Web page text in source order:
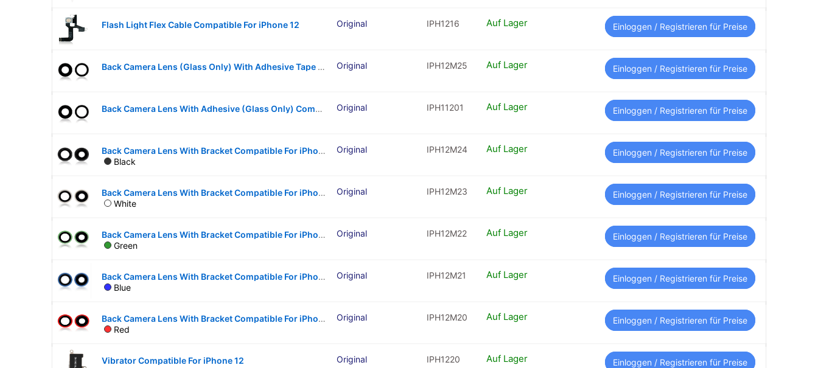
Flash Light Flex Cable Compatible For iPhone 12 Original IPH1216 Auf Lager Einloggen / Registrieren für Preise
Back Camera Lens (Glass Only) With Adhesive Tape Compatible For iPhone 11 / iPhone 12 / iPhone 12 Mini (Real Sapphire / Premium Quality) Original IPH12M25 Auf Lager Einloggen / Registrieren für Preise
Back Camera Lens With Adhesive (Glass Only) Compatible For iPhone 11 / iPhone 12 / iPhone 12 Mini Original IPH11201 Auf Lager Einloggen / Registrieren für Preise
Back Camera Lens With Bracket Compatible For iPhone 12 / 12 Mini (Black) (Real Sapphire / Premium Quality)
Black
Original IPH12M24 Auf Lager Einloggen / Registrieren für Preise
Back Camera Lens With Bracket Compatible For iPhone 12 / 12 Mini (White) (Real Sapphire / Premium Quality)
White
Original IPH12M23 Auf Lager Einloggen / Registrieren für Preise
Back Camera Lens With Bracket Compatible For iPhone 12 / 12 Mini (Green) (Real Sapphire / Premium Quality)
Green
Original IPH12M22 Auf Lager Einloggen / Registrieren für Preise
Back Camera Lens With Bracket Compatible For iPhone 12 / 12 Mini (Blue) (Real Sapphire / Premium Quality)
Blue
Original IPH12M21 Auf Lager Einloggen / Registrieren für Preise
Back Camera Lens With Bracket Compatible For iPhone 12 / 12 Mini (Red) (Real Sapphire / Premium Quality)
Red
Original IPH12M20 Auf Lager Einloggen / Registrieren für Preise
Vibrator Compatible For iPhone 12 Original IPH1220 Auf Lager Einloggen / Registrieren für Preise